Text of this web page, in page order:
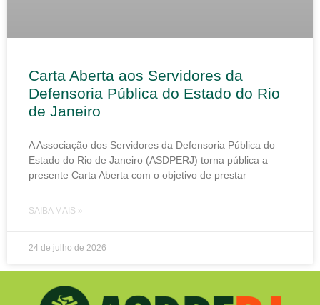
Carta Aberta aos Servidores da
Defensoria Pública do Estado do Rio
de Janeiro
A Associação dos Servidores da Defensoria Pública do
Estado do Rio de Janeiro (ASDPERJ) torna pública a
presente Carta Aberta com o objetivo de prestar
SAIBA MAIS »
24 de julho de 2026